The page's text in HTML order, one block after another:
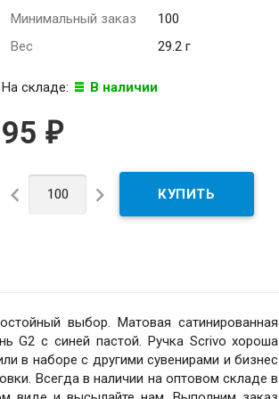
Минимальный заказ
100
Вес
29.2 г
На складе: В наличии
95₽
 
выбор. Матовая сатинированная
G2 с синей пастой. Ручка Scrivo хороша
в наборе с другими сувенирами и бизнес
Всегда в наличии на оптовом складе в